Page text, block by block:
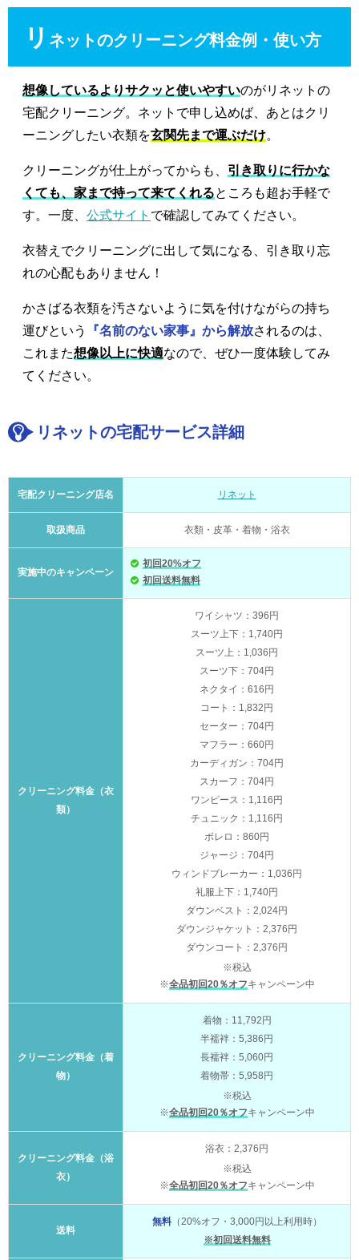
リ ネットのクリーニング料金例・使い方
想像しているよりサクッと使いやすいのがリネットの
宅配クリーニング。ネットで申し込めば、あとはクリ
ーニングしたい衣類を玄関先まで運ぶだけ。
クリーニングが仕上がってからも、 引き取りに行かな
くても、家まで持って来てくれるところも超お手軽で
す。一度、 公式サイト で確認してみてください。
衣替えでクリーニングに出して気になる、引き取り忘
れの心配もありません！
かさばる衣類を汚さないように気を付けながらの持ち
運びという
『名前のない家事』から解放されるのは、
これまた想像以上に快適なので、ぜひ一度体験してみ
てください。
リネットの宅配サービス詳細
宅配クリーニング店名 リネット
取扱商品 衣類・皮革・着物・浴衣
実施中のキャンペーン
初回20%オフ
初回送料無料
クリーニング料金（衣
類）
ワイシャツ：396円
スーツ上下：1,740円
スーツ上：1,036円
スーツ下：704円
ネクタイ：616円
コート：1,832円
セーター：704円
マフラー：660円
カーディガン：704円
スカーフ：704円
ワンピース：1,116円
チュニック：1,116円
ボレロ：860円
ジャージ：704円
ウィンドブレーカー：1,036円
礼服上下：1,740円
ダウンベスト：2,024円
ダウンジャケット：2,376円
ダウンコート：2,376円
※税込
※全品初回20％オフキャンペーン中
クリーニング料金（着
物）
着物：11,792円
半襦袢：5,386円
長襦袢：5,060円
着物帯：5,958円
※税込
※全品初回20％オフキャンペーン中
クリーニング料金（浴
衣）
浴衣：2,376円
※税込
※全品初回20％オフキャンペーン中
送料
無料（20%オフ・3,000円以上利用時）
※初回送料無料